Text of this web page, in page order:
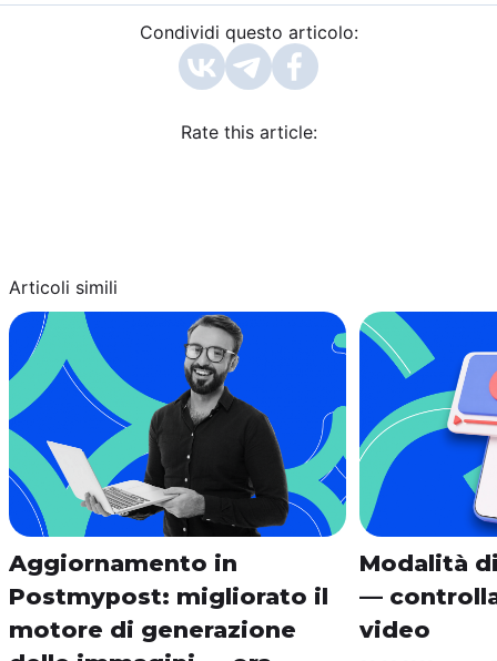
Condividi questo articolo:
Rate this article:
Articoli simili
Aggiornamento in
Postmypost: migliorato il
motore di generazione
Modalità
—
video